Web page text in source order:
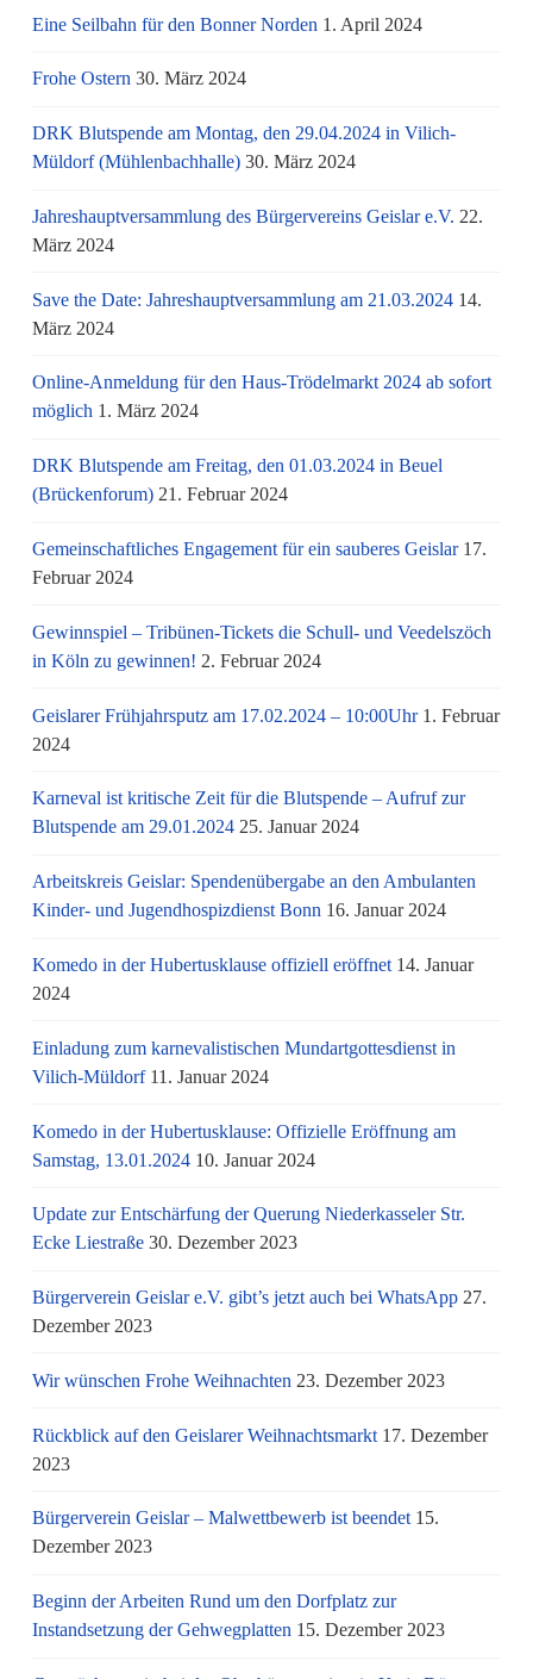
Eine Seilbahn für den Bonner Norden 1. April 2024
Frohe Ostern 30. März 2024
DRK Blutspende am Montag, den 29.04.2024 in Vilich-
Müldorf (Mühlenbachhalle) 30. März 2024
Jahreshauptversammlung des Bürgervereins Geislar e.V. 22.
März 2024
Save the Date: Jahreshauptversammlung am 21.03.2024 14.
März 2024
Online-Anmeldung für den Haus-Trödelmarkt 2024 ab sofort
möglich 1. März 2024
DRK Blutspende am Freitag, den 01.03.2024 in Beuel
(Brückenforum) 21. Februar 2024
Gemeinschaftliches Engagement für ein sauberes Geislar 17.
Februar 2024
Gewinnspiel – Tribünen-Tickets die Schull- und Veedelszöch
in Köln zu gewinnen! 2. Februar 2024
Geislarer Frühjahrsputz am 17.02.2024 – 10:00Uhr 1. Februar
2024
Karneval ist kritische Zeit für die Blutspende – Aufruf zur
Blutspende am 29.01.2024 25. Januar 2024
Arbeitskreis Geislar: Spendenübergabe an den Ambulanten
Kinder- und Jugendhospizdienst Bonn 16. Januar 2024
Komedo in der Hubertusklause offiziell eröffnet 14. Januar
2024
Einladung zum karnevalistischen Mundartgottesdienst in
Vilich-Müldorf 11. Januar 2024
Komedo in der Hubertusklause: Offizielle Eröffnung am
Samstag, 13.01.2024 10. Januar 2024
Update zur Entschärfung der Querung Niederkasseler Str.
Ecke Liestraße 30. Dezember 2023
Bürgerverein Geislar e.V. gibt’s jetzt auch bei WhatsApp 27.
Dezember 2023
Wir wünschen Frohe Weihnachten 23. Dezember 2023
Rückblick auf den Geislarer Weihnachtsmarkt 17. Dezember
2023
Bürgerverein Geislar – Malwettbewerb ist beendet 15.
Dezember 2023
Beginn der Arbeiten Rund um den Dorfplatz zur
Instandsetzung der Gehwegplatten 15. Dezember 2023